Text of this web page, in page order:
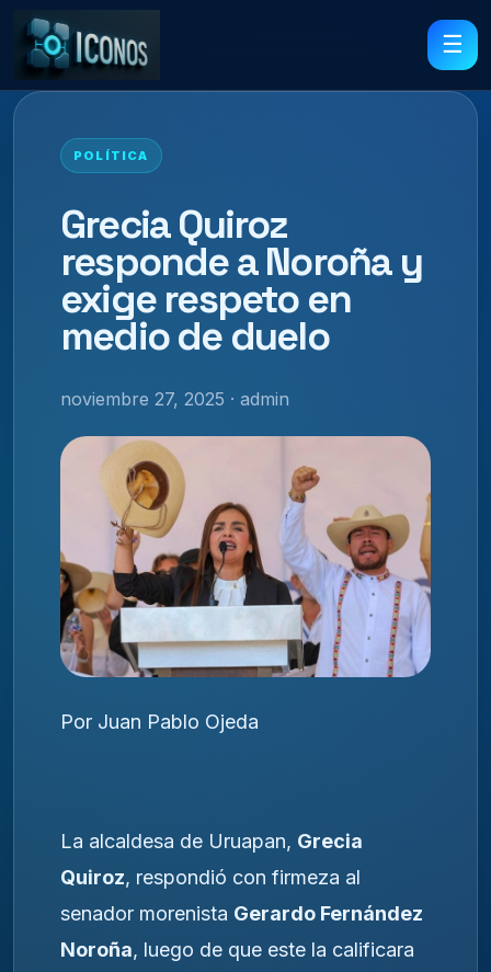
☰
POLÍTICA
Grecia Quiroz
responde a Noroña y
exige respeto en
medio de duelo
noviembre 27, 2025 · admin
Por Juan Pablo Ojeda
La alcaldesa de Uruapan, Grecia
Quiroz, respondió con firmeza al
senador morenista Gerardo Fernández
Noroña, luego de que este la calificara